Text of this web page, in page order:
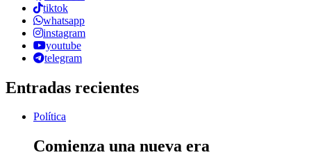
tiktok
whatsapp
instagram
youtube
telegram
Entradas recientes
Política
Comienza una nueva era